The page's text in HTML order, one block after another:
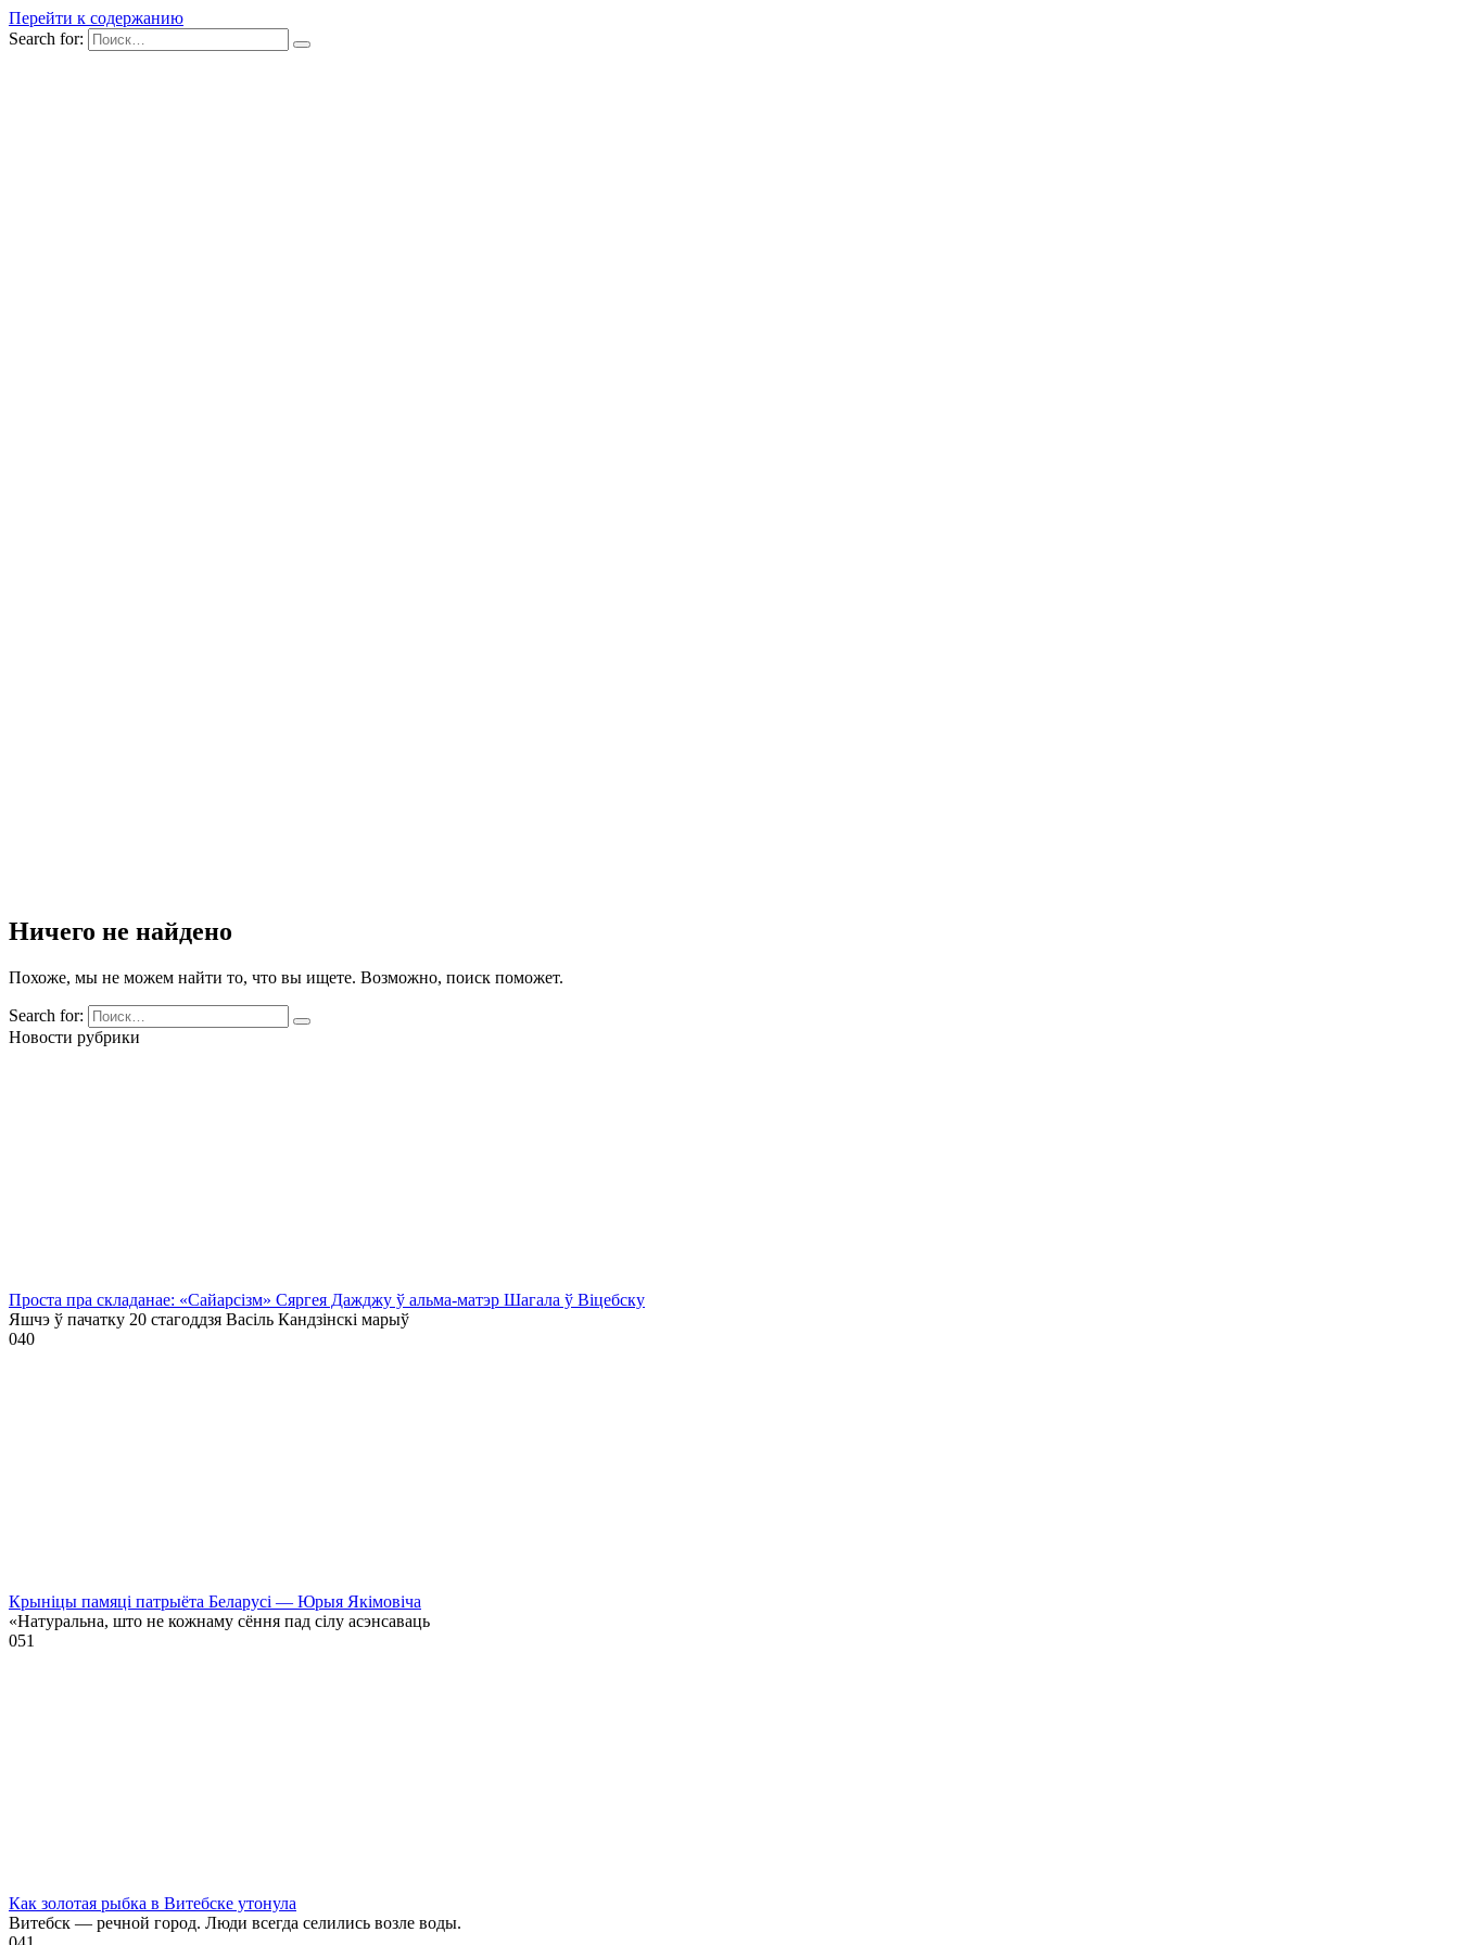
Перейти к содержанию
Search for:
Ничего не найдено
Похоже, мы не можем найти то, что вы ищете. Возможно, поиск поможет.
Search for:
Новости рубрики
Проста пра складанае: «Сайарсізм» Сяргея Дажджу ў альма-матэр Шагала ў Віцебску
Яшчэ ў пачатку 20 стагоддзя Васіль Кандзінскі марыў
040
Крыніцы памяці патрыёта Беларусі — Юрыя Якімовіча
«Натуральна, што не кожнаму сёння пад сілу асэнсаваць
051
Как золотая рыбка в Витебске утонула
Витебск — речной город. Люди всегда селились возле воды.